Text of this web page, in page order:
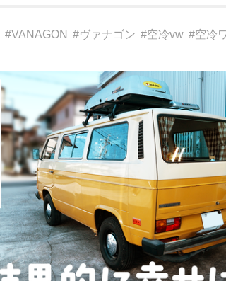
#VANAGON #ヴァナゴン #空冷vw #空冷